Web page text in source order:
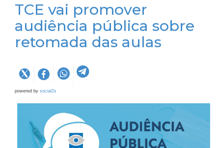
TCE vai promover
audiência pública sobre
retomada das aulas
powered by social2s